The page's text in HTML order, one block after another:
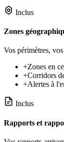
Inclus
Zones
Vos périmètres,
+Zones en
+Corridors
+Alertes à
Inclus
Rapports et